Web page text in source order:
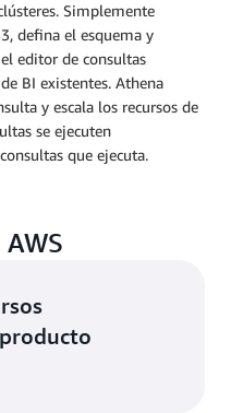
Simplemente
defina el esquema y
editor de consultas
BI existentes. Athena
y escala los recursos de
se ejecuten
que ejecuta.